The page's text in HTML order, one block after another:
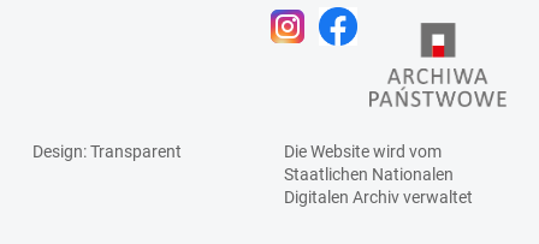
Design: Transparent
Die Website wird vom
Staatlichen Nationalen
Digitalen Archivverwaltet